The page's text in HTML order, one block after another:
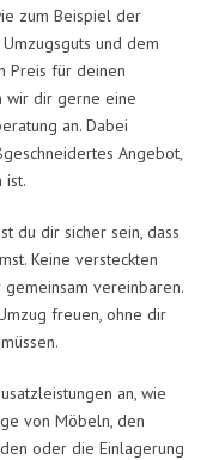
zum Beispiel der
und dem
Preis für deinen
wir dir gerne eine
an. Dabei
Angebot,
ist.
du dir sicher sein, dass
Keine versteckten
vereinbaren.
freuen, ohne dir
an, wie
von Möbeln, den
oder die Einlagerung